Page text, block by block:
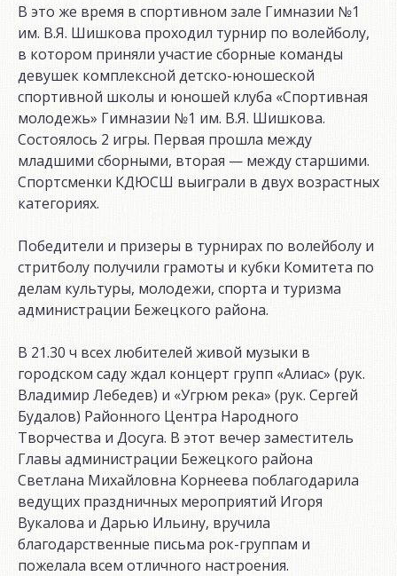
В это же время в спортивном зале Гимназии №1
им. В.Я. Шишкова проходил турнир по волейболу,
в котором приняли участие сборные команды
девушек комплексной детско-юношеской
спортивной школы и юношей клуба «Спортивная
молодежь» Гимназии №1 им. В.Я. Шишкова.
Состоялось 2 игры. Первая прошла между
младшими сборными, вторая — между старшими.
Спортсменки КДЮСШ выиграли в двух возрастных
категориях.
Победители и призеры в турнирах по волейболу и
стритболу получили грамоты и кубки Комитета по
делам культуры, молодежи, спорта и туризма
администрации Бежецкого района.
В 21.30 ч всех любителей живой музыки в
городском саду ждал концерт групп «Алиас» (рук.
Владимир Лебедев) и «Угрюм река» (рук. Сергей
Будалов) Районного Центра Народного
Творчества и Досуга. В этот вечер заместитель
Главы администрации Бежецкого района
Светлана Михайловна Корнеева поблагодарила
ведущих праздничных мероприятий Игоря
Вукалова и Дарью Ильину, вручила
благодарственные письма рок-группам и
пожелала всем отличного настроения.